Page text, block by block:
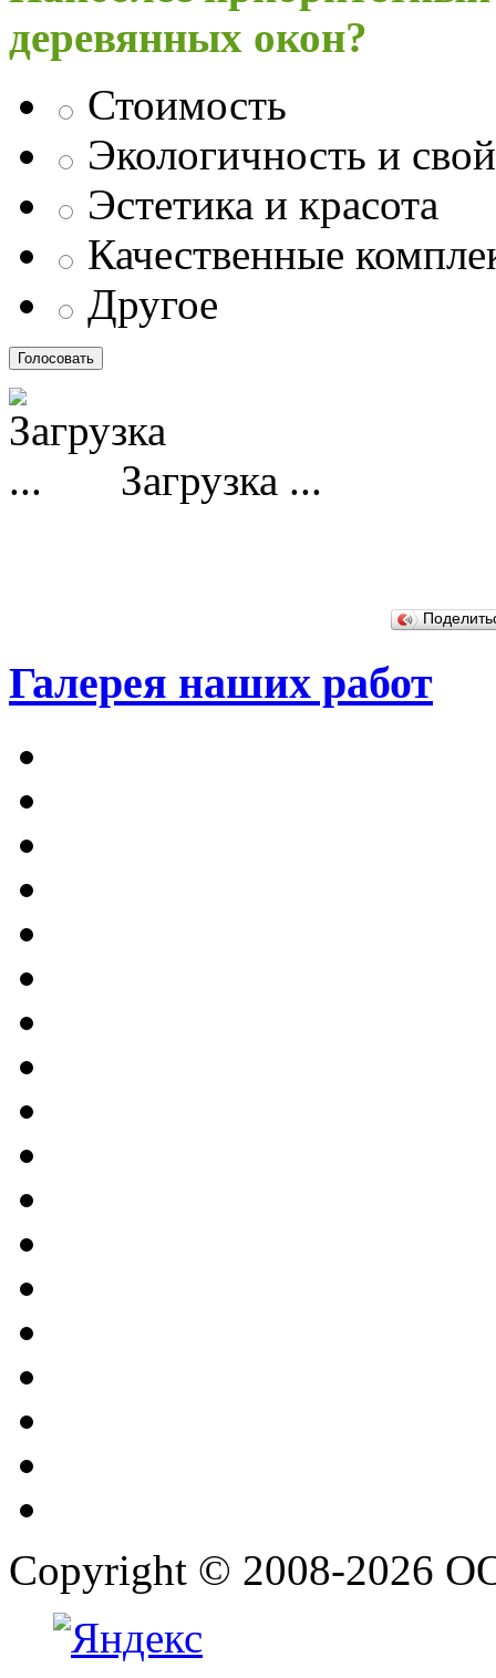
деревянных окон?
Стоимость
Экологичность и
Эстетика и красота
Качественные
Другое
Загрузка ...
Галерея наших работ
Copyright © 2008-2026